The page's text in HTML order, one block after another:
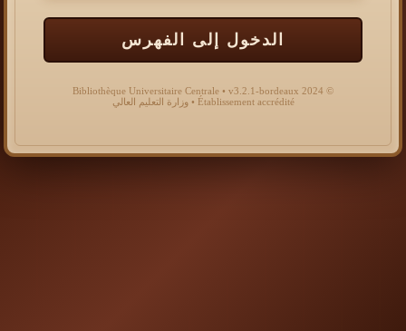
الدخول إلى الفهرس
© 2024 Bibliothèque Universitaire Centrale • v3.2.1-bordeaux
Établissement accrédité • وزارة التعليم العالي